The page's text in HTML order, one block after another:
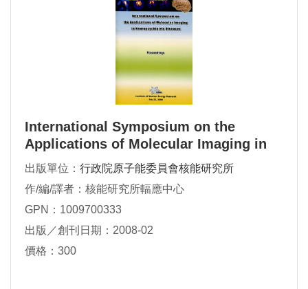
International Symposium on the
Applications of Molecular Imaging in
Neuropsychiatric Diseases
Proceedings
出版單位： 行政院原子能委員會核能研究所
作/編/譯者：核能研究所輻應中心
GPN：1009700333
出版／創刊日期：2008-02
價格：300